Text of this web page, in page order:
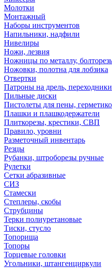
Молотки
Монтажный
Наборы инструментов
Напильники, надфили
Нивелиры
Ножи, лезвия
Ножницы по металлу,
Ножовки, полотна для лобзика
Отвертки
Патроны на дрель, переходники
Пильные диски
Пистолеты для пены,
Плашки и плашкодержатели
Плиткорезы, крестики, СВП
Правило, уровни
Разметочный инвентарь
Резцы
Рубанки, штроборезы ручные
Рулетки
Сетки абразивные
СИЗ
Стамески
Степлеры, скобы
Струбцины
Терки полиуретановые
Тиски, стусло
Топорища
Топоры
Торцевые головки
Угольники, штангенциркули